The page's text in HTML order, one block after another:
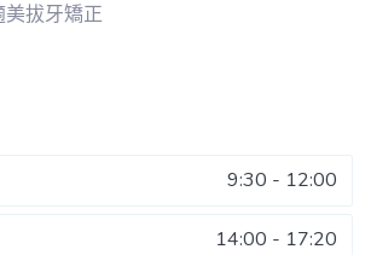
美拔牙矯正
9:30 - 12:00
14:00 - 17:20